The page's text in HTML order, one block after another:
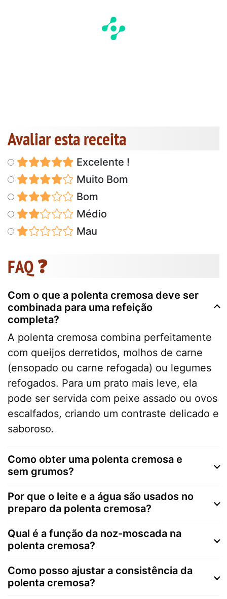
Avaliar esta receita
Excelente !
Muito Bom
Bom
Médio
Mau
FAQ ❓
Com o que a polenta cremosa deve ser
combinada para uma refeição
completa?
A polenta cremosa combina perfeitamente
com queijos derretidos, molhos de carne
(ensopado ou carne refogada) ou legumes
refogados. Para um prato mais leve, ela
pode ser servida com peixe assado ou ovos
escalfados, criando um contraste delicado e
saboroso.
Como obter uma polenta cremosa e
sem grumos?
Por que o leite e a água são usados no
preparo da polenta cremosa?
Qual é a função da noz-moscada na
polenta cremosa?
Como posso ajustar a consistência da
polenta cremosa?